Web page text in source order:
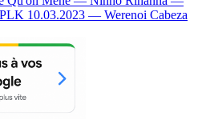
10.03.2023 — Werenoi Cabeza